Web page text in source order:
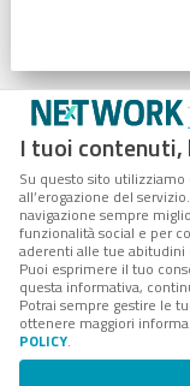
I tuoi
Su questo sito
all’erogazione del
navigazione sempre
funzionalità social e per
aderenti alle tue abitudini
Puoi esprimere il tuo
questa informativa,
Potrai sempre gestire le
ottenere maggiori
POLICY.